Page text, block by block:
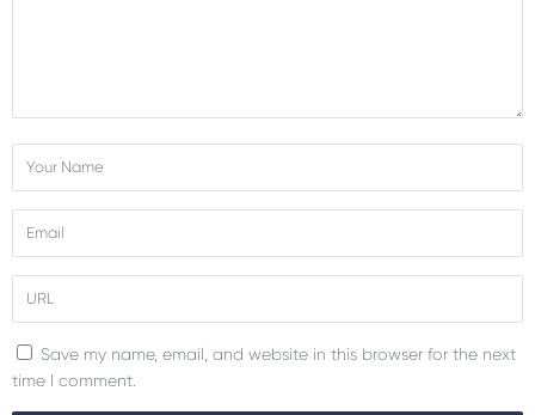
Save my name, email, and website in this browser for the next
time I comment.